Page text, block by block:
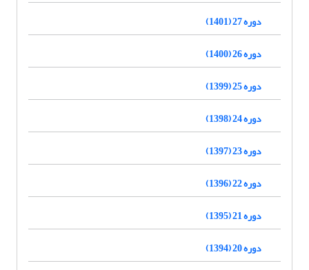
دوره 27 (1401)
دوره 26 (1400)
دوره 25 (1399)
دوره 24 (1398)
دوره 23 (1397)
دوره 22 (1396)
دوره 21 (1395)
دوره 20 (1394)